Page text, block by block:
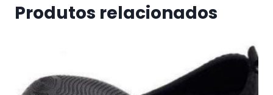
Produtos relacionados